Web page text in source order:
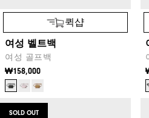
퀵샵
여성 벨트백
여성 골프백
₩158,000
SOLD OUT